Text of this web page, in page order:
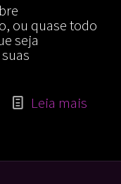
ou quase todo
seja
Leia mais